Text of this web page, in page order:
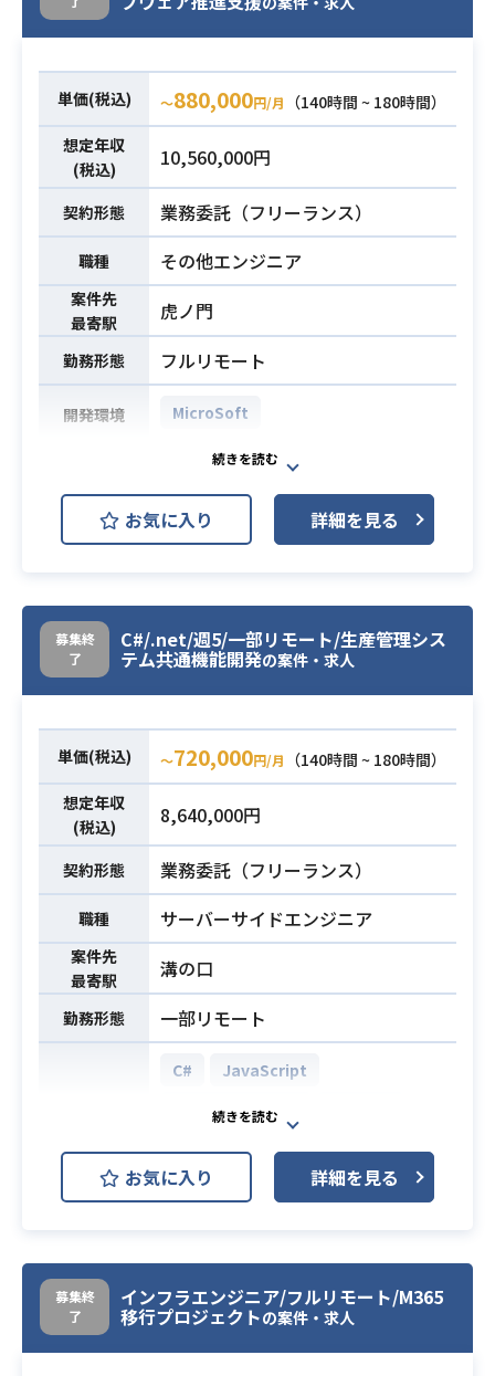
単価(税込) 〜880,000円/月
（140時間 ~ 180時間）
想定年収
(税込)
10,560,000円
契約形態 業務委託（フリーランス）
職種 その他エンジニア
案件先
最寄駅
虎ノ門
勤務形態 フルリモート
開発環境 MicroSoft
業務内容
・Microsoft365の設計(EXO、SPO、
AADその他各機能)推進
・ユーザーコミュニケーション
・その他不随業務
必須スキル
・PMOスキル/コミュニケーション力
・SharePointOnline他、Microsoft3
65の知見
お気に入り 詳細を見る
募集終
了
C#/.net/週5/一部リモート/生産管理シス
テム共通機能開発の案件・求人
単価(税込) 〜720,000円/月
（140時間 ~ 180時間）
想定年収
(税込)
8,640,000円
契約形態 業務委託（フリーランス）
職種 サーバーサイドエンジニア
案件先
最寄駅
溝の口
勤務形態 一部リモート
C#
JavaScript
.NET Framework
Oracle Database
MicroSoft
Windows
業務内容
における共通サブシステムの開発を
行っていただきます。
お気に入り 詳細を見る
募集終
了
インフラエンジニア/フルリモート/M365
移行プロジェクトの案件・求人